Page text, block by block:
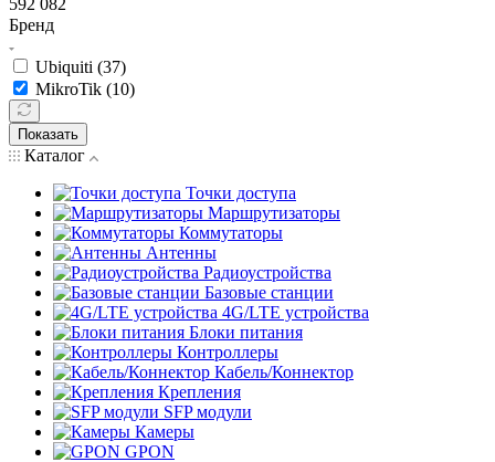
Бренд
Ubiquiti (37)
MikroTik (10)
Показать
Каталог
Точки доступа
Маршрутизаторы
Коммутаторы
Антенны
Радиоустройства
Базовые станции
4G/LTE устройства
Блоки питания
Контроллеры
Кабель/Коннектор
Крепления
SFP модули
Камеры
GPON